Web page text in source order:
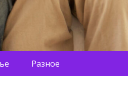
Разное